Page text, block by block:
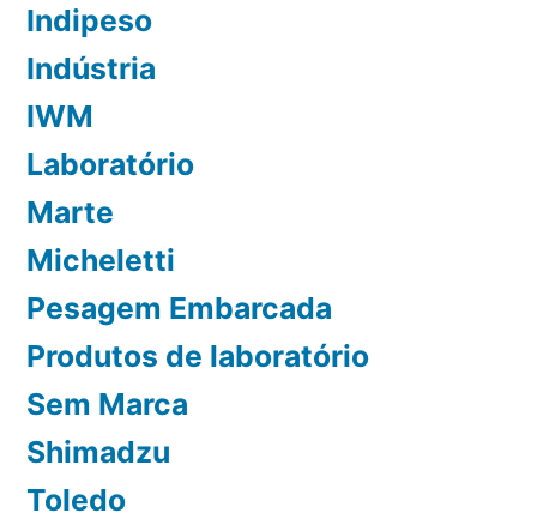
Indipeso
Indústria
IWM
Laboratório
Marte
Micheletti
Pesagem Embarcada
Produtos de laboratório
Sem Marca
Shimadzu
Toledo